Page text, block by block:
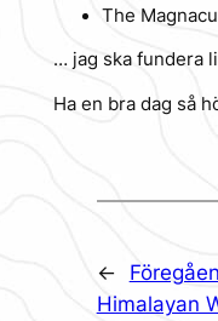
The
… jag ska fundera
Ha en bra dag så
←
Himalayan